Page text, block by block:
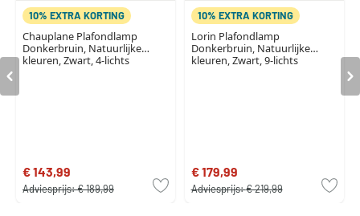
10% EXTRA KORTING
Chauplane Plafondlamp
Donkerbruin, Natuurlijke
kleuren, Zwart, 4-lichts
€ 143,99
Adviesprijs:€ 189,99
10% EXTRA KORTING
Lorin Plafondlamp
Donkerbruin, Natuurlijke
kleuren, Zwart, 9-lichts
€ 179,99
Adviesprijs:€ 219,99